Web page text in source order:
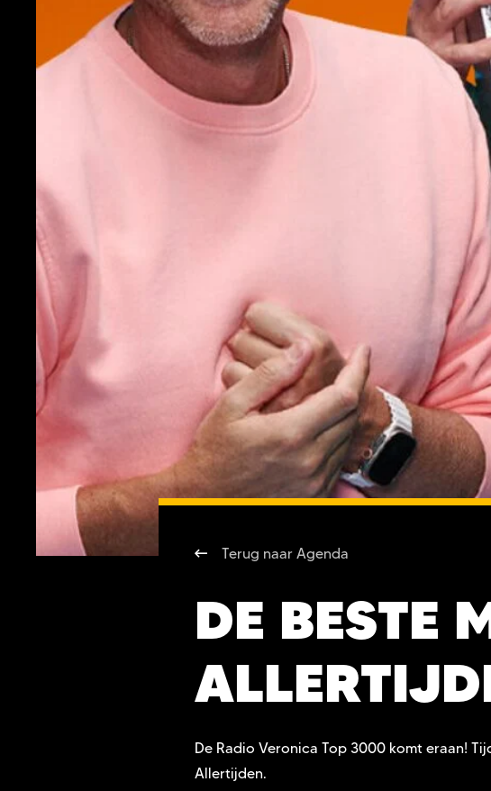
Terug naar Agenda
DE BESTE
De Radio Veronica Top 3000 komt eraan!
Allertijden.